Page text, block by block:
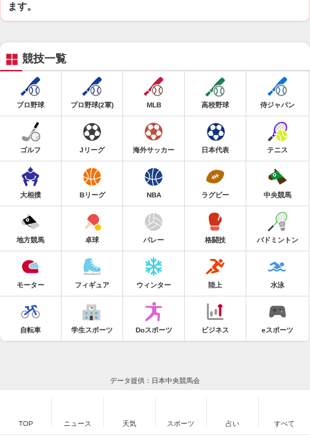
ます。
競技一覧
プロ野球 プロ野球(2軍) MLB 高校野球 侍ジャパン
ゴルフ Jリーグ 海外サッカー 日本代表 テニス
大相撲 Bリーグ NBA ラグビー 中央競馬
地方競馬 卓球 バレー 格闘技 バドミントン
モーター フィギュア ウィンター 陸上 水泳
自転車 学生スポーツ Doスポーツ ビジネス eスポーツ
データ提供：日本中央競馬会
TOP ニュース 天気 スポーツ 占い すべて